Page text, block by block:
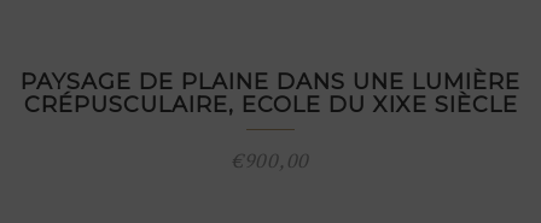
PAYSAGE DE PLAINE DANS UNE LUMIÈRE
CRÉPUSCULAIRE, ECOLE DU XIXE SIÈCLE
€900,00